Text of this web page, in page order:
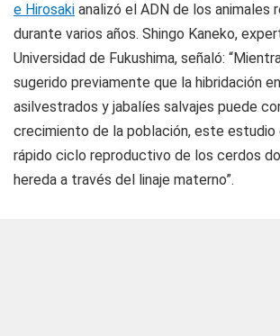
e Hirosaki analizó el ADN de los animales
durante varios años. Shingo Kaneko,
Universidad de Fukushima, señaló:
sugerido previamente que la hibridación
asilvestrados y jabalíes salvajes puede
crecimiento de la población, este estudio
rápido ciclo reproductivo de los cerdos
hereda a través del linaje materno”.